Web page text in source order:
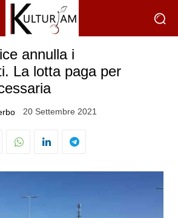
annulla i
La lotta paga per
20 Settembre 2021